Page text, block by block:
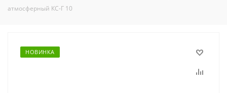
атмосферный КС-Г 10
НОВИНКА